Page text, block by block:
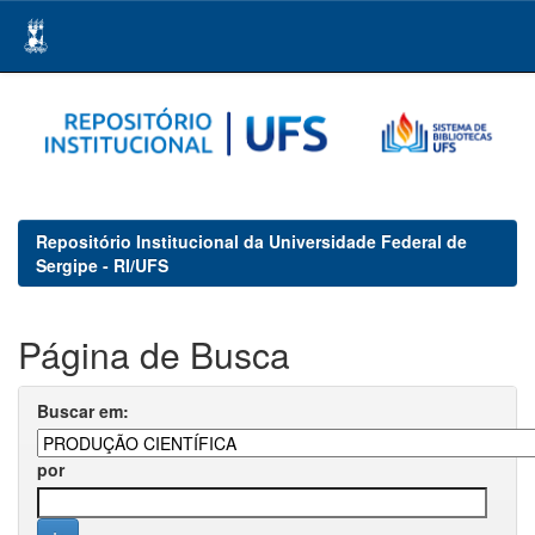
navigation
Repositório Institucional da Universidade Federal de
Sergipe - RI/UFS
Página de Busca
Buscar em:
por